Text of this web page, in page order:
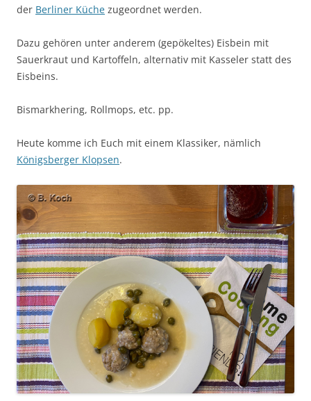
der Berliner Küche zugeordnet werden.
Dazu gehören unter anderem (gepökeltes) Eisbein mit
Sauerkraut und Kartoffeln, alternativ mit Kasseler statt des
Eisbeins.
Bismarkhering, Rollmops, etc. pp.
Heute komme ich Euch mit einem Klassiker, nämlich
Königsberger Klopsen.